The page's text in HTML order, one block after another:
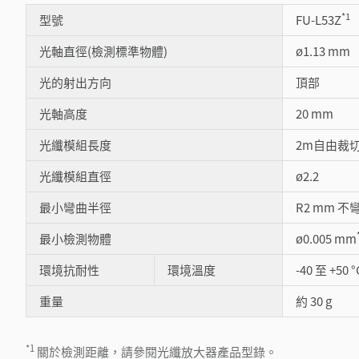
型號 FU-L53Z*1
光軸直徑(檢測標準物體)
ø1.13 mm
光的射出方向
頂部
光軸高度
20 mm
光纖模組長度
2m自由裁
光纖模組直徑
ø2.2
最小彎曲半徑
R2 mm 不
最小檢測物體
ø0.005 mm
環境抗耐性 環境溫度
-40 至 +50
重量
約 30 g
*1 關於檢測距離，請參閱光纖放大器產品型錄。